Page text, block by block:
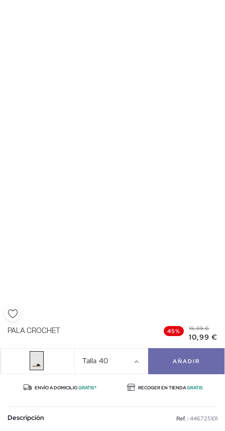
PALA CROCHET 45% 19,99 €
10,99 €
Talla 40 AÑADIR
ENVÍO A DOMICILIOGRATIS* RECOGER EN TIENDAGRATIS
Descripción Ref. : 446725101